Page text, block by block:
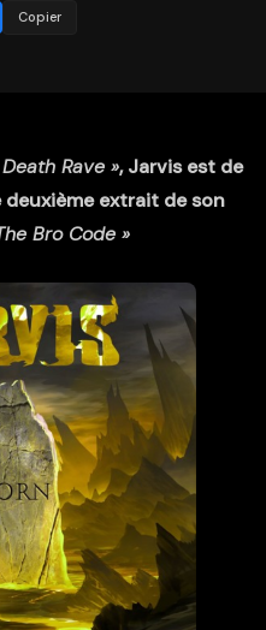
Copier
Death Rave », Jarvis est de
deuxième extrait de son
Bro Code »